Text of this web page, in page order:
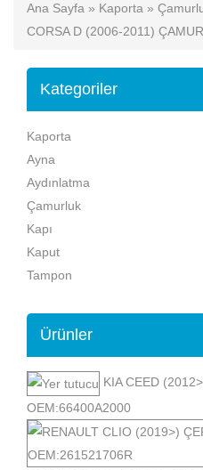
Ana Sayfa » Kaporta »
CORSA D (2006-2011)
Kategoriler
Kaporta
Ayna
Aydınlatma
Çamurluk
Kapı
Kaput
Tampon
Ürünler
KIA CEED
OEM:66400A2000